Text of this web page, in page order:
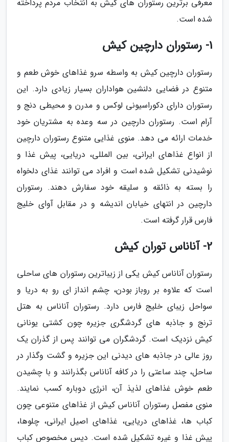
معرفی برترین رستوران های کیش به انتخاب مردم پرداخته
شده است.
1- رستوران دارچین کیش
رستوران دارچین کیش به واسطه سرو غذاهای خوش طعم و
متنوع در فضایی دلنشین هواداران بسیار زیادی دارد. این
رستوران دارای دکوراسیونی لوکس و مدرن و محیطی دنج و
آرام است. رستوران دارچین در سه وعده به مشتریان خود
خدمات ارائه می دهد. منوی غذایی متنوع رستوران دارچین
از انواع غذاهای ایرانی، بین المللی، دریایی، پیش غذا و
نوشیدنی تشکیل شده است و افراد می توانند غذای دلخواه
را بسته به ذائقه و سلیقه خود سفارش دهند. رستوران
دارچین در انتهای خیابان اندیشه و در مقابل آوای خلیج
فارس قرار گرفته است.
2- آناناس توران کیش
رستوران آناناس کیش یکی از زیباترین رستوران های ساحلی
است که علاوه بر روباز بودن، چشم انداز ای رو به دریا و
سواحل زیبای خلیج فارس دارد. رستوران آناناس به هتل
ترنج و جاذبه های گردشگری جزیره چون کشتی یونانی
کیش نزدیک است. گردشگران می توانند پس از گذران یک
روز عالی در جاذبه های دیدنی این جزیره و گشت وگذار در
ساحل، چند ساعتی را در کافه آناناس بگذرانند و با چشیدن
طعم خوش غذاهای لذیذ آن، انرژی دوباره کسب نمایند.
منوی مفصل رستوران آناناس کیش از غذاهای متنوعی چون
کباب ها، غذاهای دریایی، غذاهای اصیل ایرانی، چلوها،
پیش غذا و غیره تشکیل شده است. دیس مخصوص کباب